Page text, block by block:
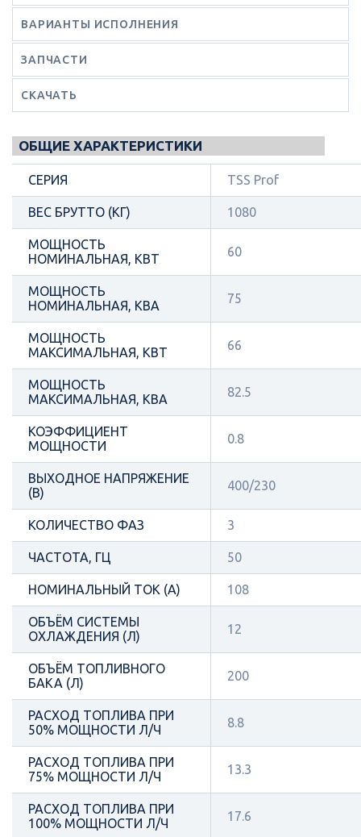
ВАРИАНТЫ ИСПОЛНЕНИЯ
ЗАПЧАСТИ
СКАЧАТЬ
ОБЩИЕ ХАРАКТЕРИСТИКИ
СЕРИЯ TSS Prof
ВЕС БРУТТО (КГ) 1080
МОЩНОСТЬ
НОМИНАЛЬНАЯ, КВТ
60
МОЩНОСТЬ
НОМИНАЛЬНАЯ, КВА
75
МОЩНОСТЬ
МАКСИМАЛЬНАЯ, КВТ
66
МОЩНОСТЬ
МАКСИМАЛЬНАЯ, КВА
82.5
КОЭФФИЦИЕНТ
МОЩНОСТИ
0.8
ВЫХОДНОЕ НАПРЯЖЕНИЕ
(В)
400/230
КОЛИЧЕСТВО ФАЗ 3
ЧАСТОТА, ГЦ 50
НОМИНАЛЬНЫЙ ТОК (А) 108
ОБЪЁМ СИСТЕМЫ
ОХЛАЖДЕНИЯ (Л)
12
ОБЪЁМ ТОПЛИВНОГО
БАКА (Л)
200
РАСХОД ТОПЛИВА ПРИ
50% МОЩНОСТИ Л/Ч
8.8
РАСХОД ТОПЛИВА ПРИ
75% МОЩНОСТИ Л/Ч
13.3
РАСХОД ТОПЛИВА ПРИ
100% МОЩНОСТИ Л/Ч
17.6